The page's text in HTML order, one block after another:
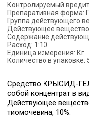
Контролируемый
Препаративная форма:
Группа действующего
Действующее
Содержание
Расход: 1:10
Единица измерения: Кг
Количество в упаковке:
Средство КРЫСИД-
собой концентрат в
Действующее
тиомочевина, 10%.